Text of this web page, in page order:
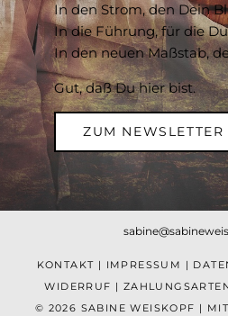
In den Strom, den Dein
In die Führung, für die
In den neuen Maßstab,
Gut, daß Du hier bist.
ZUM NEWSLETTER
KONTAKT | IMPRESSUM |
WIDERRUF |
© 2026 SABINE WEISKOPF | MIT